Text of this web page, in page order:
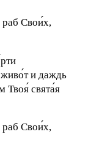
раб Свои́х,
и даждь
Твоя́ свята́я
раб Свои́х,